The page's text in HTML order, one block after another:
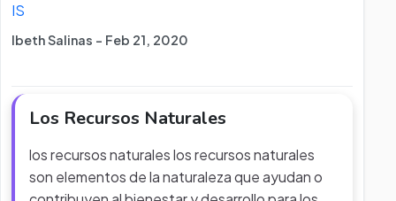
IS
Ibeth Salinas - Feb 21, 2020
Los Recursos Naturales
los recursos naturales los recursos naturales
son elementos de la naturaleza que ayudan o